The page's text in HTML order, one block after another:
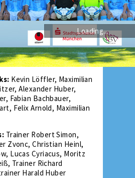
Loading...
Kevin Löffler, Maximilian
Alexander Huber,
Fabian Bachbauer,
Felix Arnold, Maximilian
Trainer Robert Simon,
Zvonc, Christian Heinl,
Lucas Cyriacus, Moritz
Trainer Richard
Harald Huber